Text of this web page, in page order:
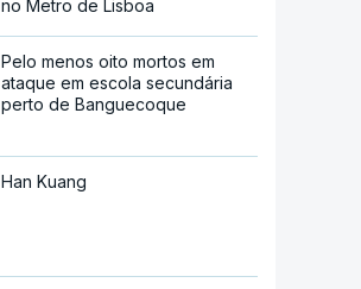
no Metro de Lisboa
Pelo menos oito mortos em
ataque em escola secundária
perto de Banguecoque
Han Kuang